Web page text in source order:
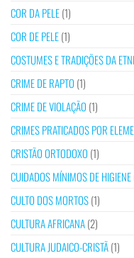
COR DA PELE(1)
COR DE PELE(1)
COSTUMES E TRADIÇÕES DA
CRIME DE RAPTO (1)
CRIME DE VIOLAÇÃO (1)
CRIMES PRATICADOS POR
CRISTÃO ORTODOXO (1)
CUIDADOS MÍNIMOS DE HIGIENE
CULTO DOS MORTOS(1)
CULTURA AFRICANA(2)
CULTURA JUDAICO-CRISTÃ(1)